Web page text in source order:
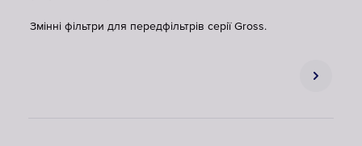
Змінні фільтри для передфільтрів серії Gross.